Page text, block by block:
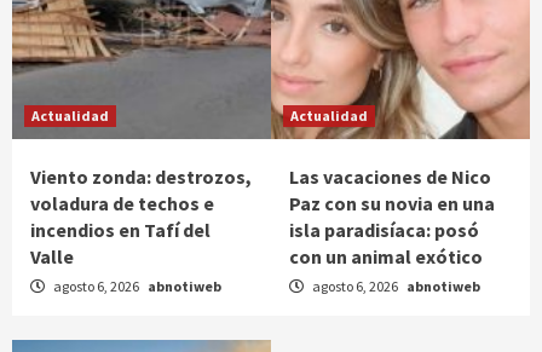
Actualidad
Viento zonda: destrozos,
voladura de techos e
incendios en Tafí del
Valle
agosto 6, 2026 abnotiweb
Actualidad
Las vacaciones de Nico
Paz con su novia en una
isla paradisíaca: posó
con un animal exótico
agosto 6, 2026 abnotiweb